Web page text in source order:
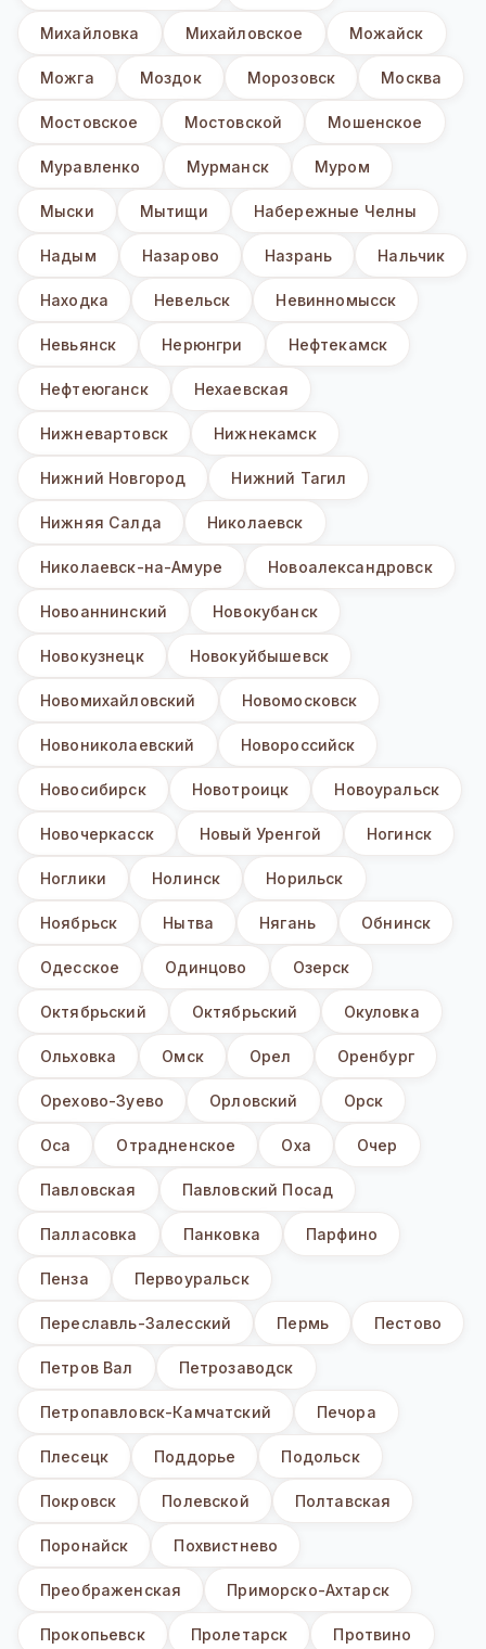
Михайловка Михайловское Можайск
Можга Моздок Морозовск Москва
Мостовское Мостовской Мошенское
Муравленко Мурманск Муром
Мыски Мытищи Набережные Челны
Надым Назарово Назрань Нальчик
Находка Невельск Невинномысск
Невьянск Нерюнгри Нефтекамск
Нефтеюганск Нехаевская
Нижневартовск Нижнекамск
Нижний Новгород Нижний Тагил
Нижняя Салда Николаевск
Николаевск-на-Амуре Новоалександровск
Новоаннинский Новокубанск
Новокузнецк Новокуйбышевск
Новомихайловский Новомосковск
Новониколаевский Новороссийск
Новосибирск Новотроицк Новоуральск
Новочеркасск Новый Уренгой Ногинск
Ноглики Нолинск Норильск
Ноябрьск Нытва Нягань Обнинск
Одесское Одинцово Озерск
Октябрьский Октябрьский Окуловка
Ольховка Омск Орел Оренбург
Орехово-Зуево Орловский Орск
Оса Отрадненское Оха Очер
Павловская Павловский Посад
Палласовка Панковка Парфино
Пенза Первоуральск
Переславль-Залесский Пермь Пестово
Петров Вал Петрозаводск
Петропавловск-Камчатский Печора
Плесецк Поддорье Подольск
Покровск Полевской Полтавская
Поронайск Похвистнево
Преображенская Приморско-Ахтарск
Прокопьевск Пролетарск Протвино